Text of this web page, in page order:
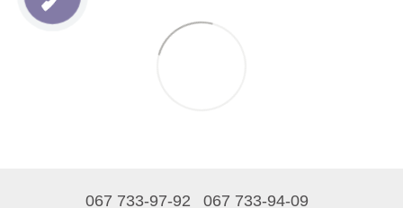
067 733-97-92 067 733-94-09